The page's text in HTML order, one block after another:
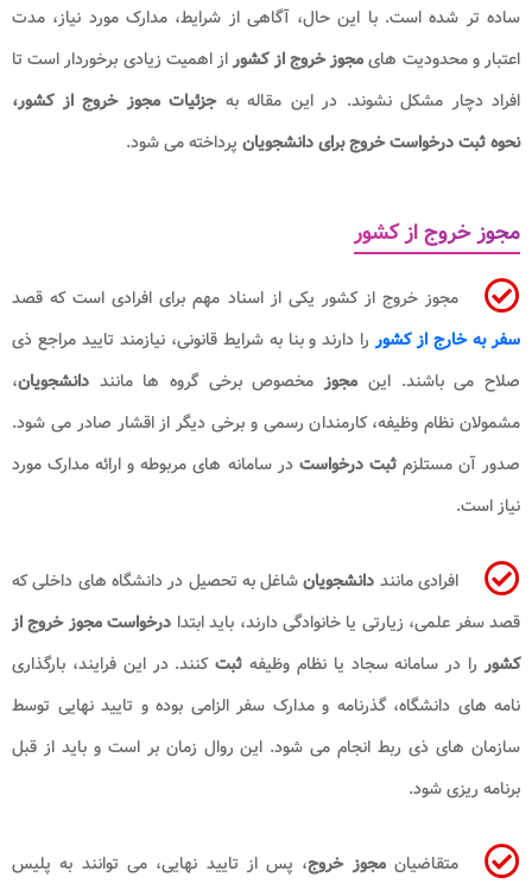
ساده تر شده است. با این حال، آگاهی از شرایط، مدارک مورد نیاز، مدت
اعتبار و محدودیت هایمجوز خروج از کشوراز اهمیت زیادی برخوردار است تا
افراد دچار مشکل نشوند. در این مقاله بهجزئیات مجوز خروج از کشور،
نحوه ثبت درخواست خروج برای دانشجویان پرداخته می شود.
مجوز خروج از کشور
مجوز خروج از کشور یکی از اسناد مهم برای افرادی است که قصد
سفر به خارج از کشور را دارند و بنا به شرایط قانونی، نیازمند تایید مراجع ذی
صلاح می باشند. این مجوز مخصوص برخی گروه ها مانند دانشجویان،
مشمولان نظام وظیفه، کارمندان رسمی و برخی دیگر از اقشار صادر می شود.
صدور آن مستلزمثبت درخواستدر سامانه های مربوطه و ارائه مدارک مورد
نیاز است.
افرادی مانند دانشجویانشاغل به تحصیل در دانشگاه های داخلی که
قصد سفر علمی، زیارتی یا خانوادگی دارند، باید ابتدا درخواست مجوز خروج از
کشوررا در سامانه سجاد یا نظام وظیفه ثبتکنند. در این فرایند، بارگذاری
نامه های دانشگاه، گذرنامه و مدارک سفر الزامی بوده و تایید نهایی توسط
سازمان های ذی ربط انجام می شود. این روال زمان بر است و باید از قبل
برنامه ریزی شود.
متقاضیانمجوز خروج، پس از تایید نهایی، می توانند به پلیس